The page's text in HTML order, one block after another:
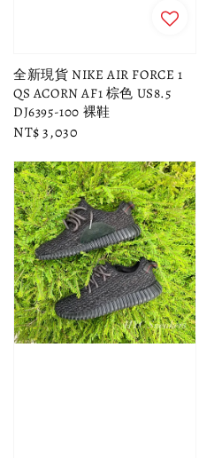
全新現貨 NIKE AIR FORCE 1
QS ACORN AF1 棕色 US8.5
DJ6395-100 裸鞋
Regular
NT$ 3,030